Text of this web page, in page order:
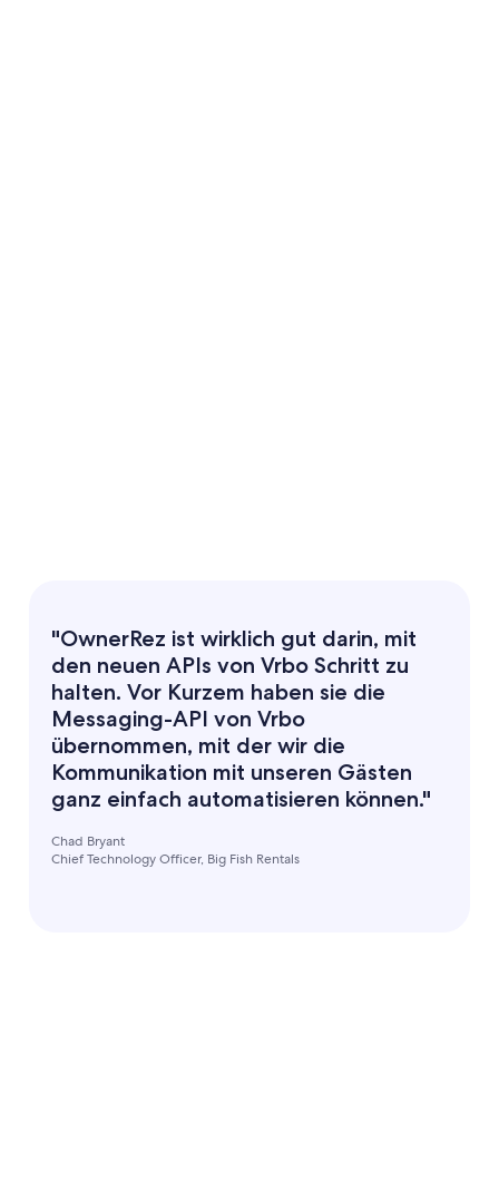
"OwnerRez ist wirklich gut darin, mit
den neuen APIs von Vrbo Schritt zu
halten. Vor Kurzem haben sie die
Messaging-API von Vrbo
übernommen, mit der wir die
Kommunikation mit unseren Gästen
ganz einfach automatisieren können."
Chad Bryant
Chief Technology Officer, Big Fish Rentals